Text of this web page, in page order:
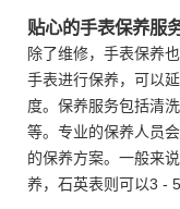
贴心的手表保养服
除了维修，手表保养
手表进行保养，可以
度。保养服务包括清
等。专业的保养人员
的保养方案。一般来
养，石英表则可以3 - 5